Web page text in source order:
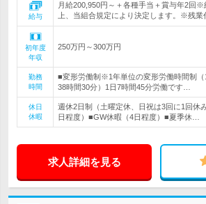
給与
月給200,950円～＋各種手当＋賞与年2回
上、当組合規定により決定します。※残業
初年度
年収
250万円～300万円
勤務
時間
■変形労働制※1年単位の変形労働時間制（
38時間30分）1日7時間45分労働です…
休日
休暇
週休2日制（土曜定休、日祝は3回に1回休
日程度）■GW休暇（4日程度）■夏季休…
求人詳細を見る